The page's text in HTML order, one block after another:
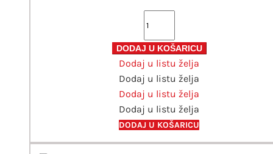
polychromos
Faber
Castell
110
Phthalo
Blue
količina
DODAJ U KOŠARICU
Dodaj u listu želja
Dodaj u listu želja
Dodaj u listu želja
Dodaj u listu želja
DODAJ U KOŠARICU